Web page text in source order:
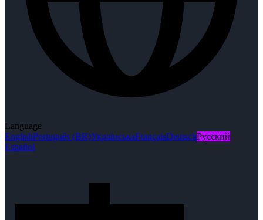
Language
EnglishPortuguês (BR)УкраїнськаFrançaisDeutschРусский
Español